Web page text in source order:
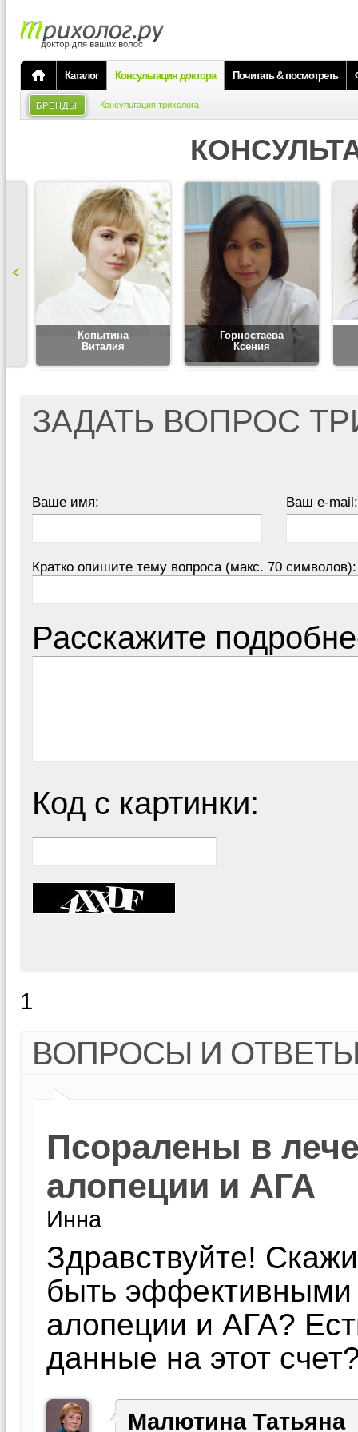
Каталог Консультация доктора Почитать & посмотреть
БРЕНДЫ Консультация трихолога
Копытина
Виталия
Горностаева
Ксения
ЗАДАТЬ ВОПРОС
Ваше имя: Ваш e-mail:
Кратко опишите тему вопроса (макс. 70 символов):
Расскажите
Код с картинки:
1
ВОПРОСЫ И
Псоралены в
алопеции и АГА
Инна
Здравствуйте!
быть
алопеции и АГА?
данные на этот
Малютина Татьяна